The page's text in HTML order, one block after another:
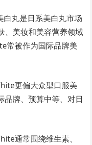
丸是日系美白丸市场
、美妆和美容营养领域
常被作为国际品牌美
更偏大众型口服美
品牌、预算中等、对日
通常围绕维生素、